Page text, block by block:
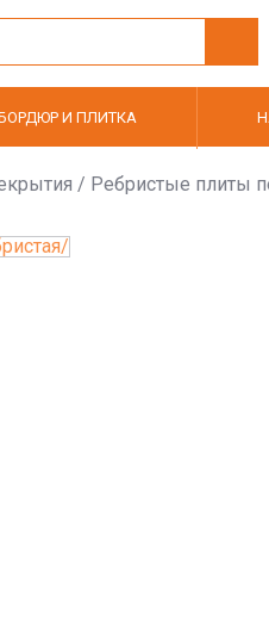
И ПЛИТКА
/ Ребристые плиты